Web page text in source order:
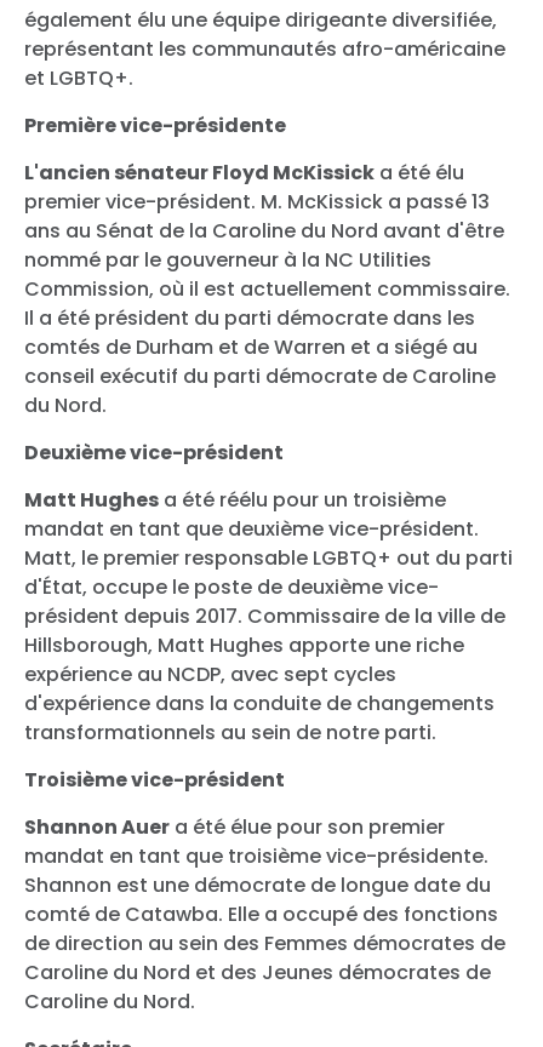
Accueil
également élu une équipe dirigeante diversifiée,
représentant les communautés afro-américaine
et LGBTQ+.
Première vice-présidente
L'ancien sénateur Floyd McKissick a été élu
premier vice-président. M. McKissick a passé 13
ans au Sénat de la Caroline du Nord avant d'être
nommé par le gouverneur à la NC Utilities
Commission, où il est actuellement commissaire.
Il a été président du parti démocrate dans les
comtés de Durham et de Warren et a siégé au
conseil exécutif du parti démocrate de Caroline
du Nord.
Deuxième vice-président
Matt Hughes a été réélu pour un troisième
mandat en tant que deuxième vice-président.
Matt, le premier responsable LGBTQ+ out du parti
d'État, occupe le poste de deuxième vice-
président depuis 2017. Commissaire de la ville de
Hillsborough, Matt Hughes apporte une riche
expérience au NCDP, avec sept cycles
d'expérience dans la conduite de changements
transformationnels au sein de notre parti.
Troisième vice-président
Shannon Auer a été élue pour son premier
mandat en tant que troisième vice-présidente.
Shannon est une démocrate de longue date du
comté de Catawba. Elle a occupé des fonctions
de direction au sein des Femmes démocrates de
Caroline du Nord et des Jeunes démocrates de
Caroline du Nord.